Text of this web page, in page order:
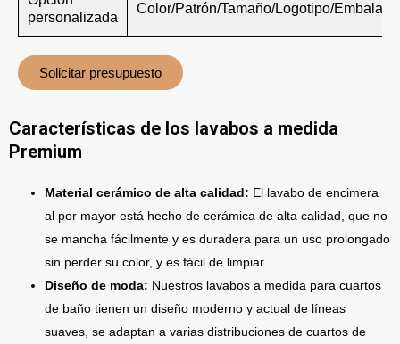
personalizada
Color/Patrón/Tamaño/Logotipo/Embalaje
Solicitar presupuesto
Características de los lavabos a medida
Premium
Material cerámico de alta calidad: El lavabo de encimera
al por mayor está hecho de cerámica de alta calidad, que no
se mancha fácilmente y es duradera para un uso prolongado
sin perder su color, y es fácil de limpiar.
Diseño de moda: Nuestros lavabos a medida para cuartos
de baño tienen un diseño moderno y actual de líneas
suaves, se adaptan a varias distribuciones de cuartos de